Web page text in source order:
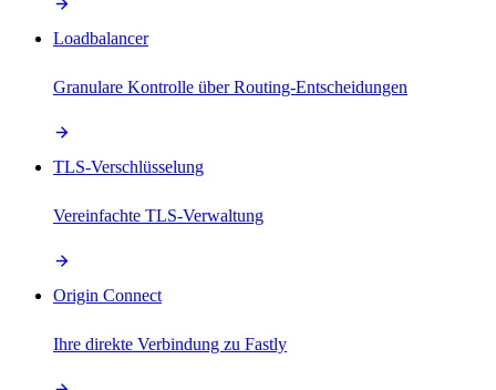
Loadbalancer
Granulare Kontrolle über Routing-Entscheidungen
TLS-Verschlüsselung
Vereinfachte TLS-Verwaltung
Origin Connect
Ihre direkte Verbindung zu Fastly